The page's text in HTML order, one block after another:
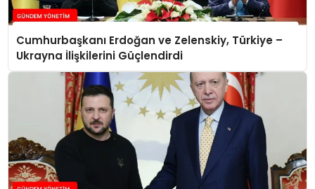
Cumhurbaşkanı Erdoğan ve Zelenskiy, Türkiye –
Ukrayna İlişkilerini Güçlendirdi